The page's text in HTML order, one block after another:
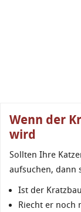
Wenn der
wird
Sollten Ihre
aufsuchen, dann
Ist der
Riecht er noch